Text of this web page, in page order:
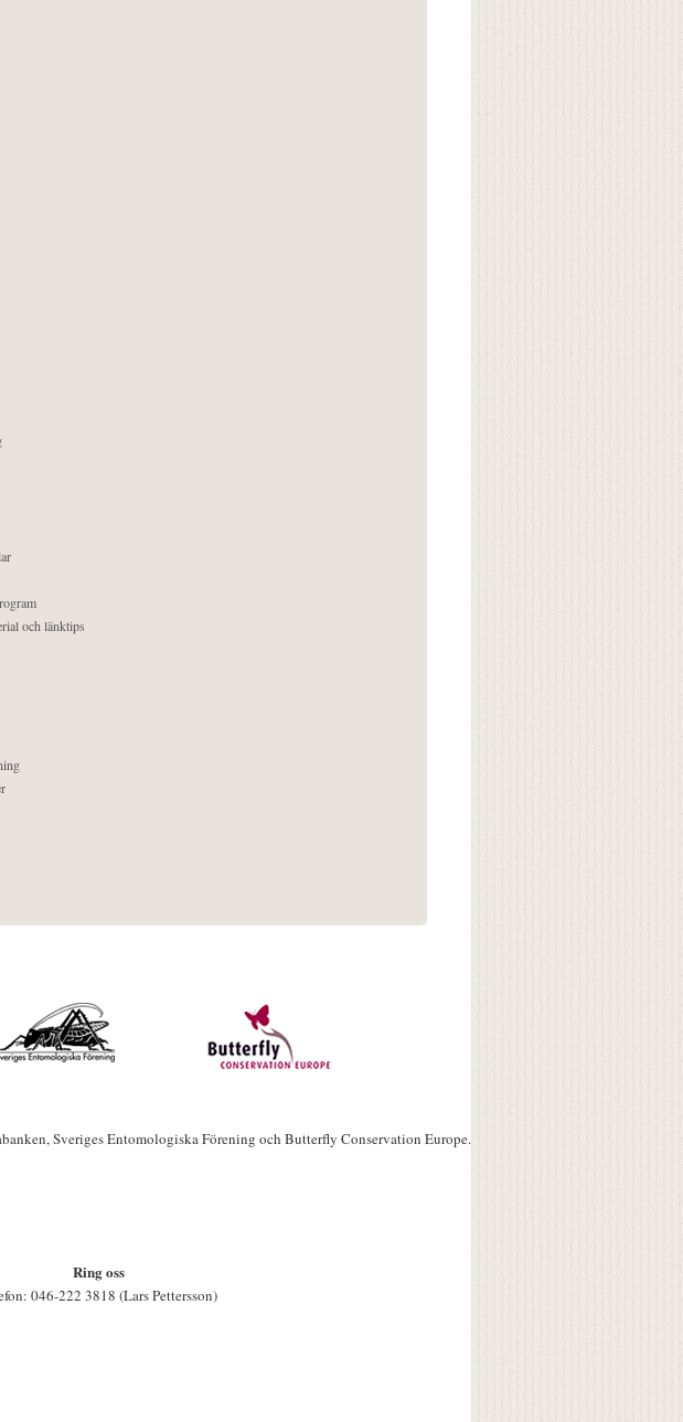
och länktips
Sveriges Entomologiska Förening och Butterfly Conservation Europe.
Ring oss
046-222 3818 (Lars Pettersson)